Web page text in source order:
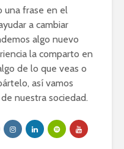
una frase en el
a cambiar
algo nuevo
la comparto en
de lo que veas o
así vamos
nuestra sociedad.